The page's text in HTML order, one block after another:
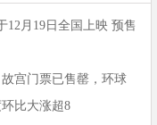
12月19日全国上映 预售
宫门票已售罄，环球
比大涨超8